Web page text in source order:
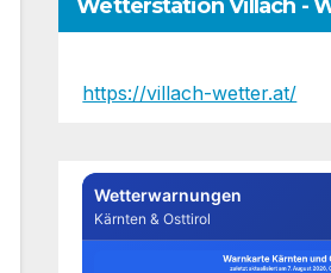
Wetterstation Villach -
https://villach-wetter.at/